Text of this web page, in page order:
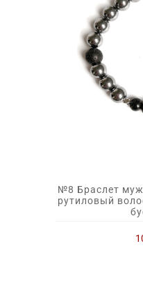
№8 Браслет
рутиловый